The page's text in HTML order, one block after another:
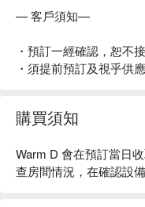
— 客戶須知—
・預訂一經確認，恕不
・須提前預訂及視乎供
購買須知
Warm D 會在預訂當日
查房間情況，在確認設